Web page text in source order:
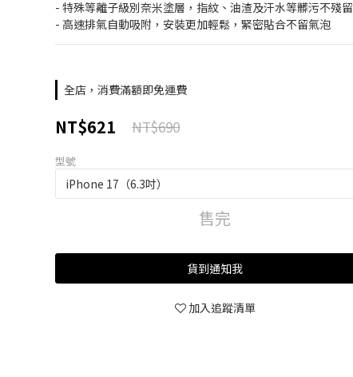
- 特殊等離子級別奈米塗層，指紋、油渣及汗水等髒污不殘留
- 高速排氣自動吸附，安裝更加輕鬆，緊密貼合不留氣泡
全店，消費滿額即免運費
NT$621 NT$690
型號
售完
貨到通知我
加入追蹤清單